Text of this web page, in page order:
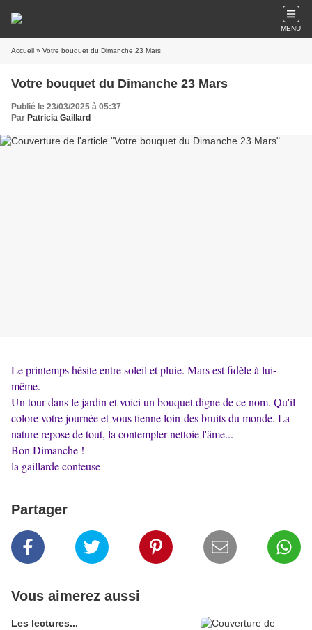
MENU
Accueil » Votre bouquet du Dimanche 23 Mars
Votre bouquet du Dimanche 23 Mars
Publié le 23/03/2025 à 05:37
Par Patricia Gaillard
Le printemps hésite entre soleil et pluie. Mars est fidèle à lui-
même.
Un tour dans le jardin et voici un bouquet digne de ce nom. Qu'il
colore votre journée et vous tienne loin des bruits du monde. La
nature repose de tout, la contempler nettoie l'âme...
Bon Dimanche !
la gaillarde conteuse
Partager
Vous aimerez aussi
Les lectures...